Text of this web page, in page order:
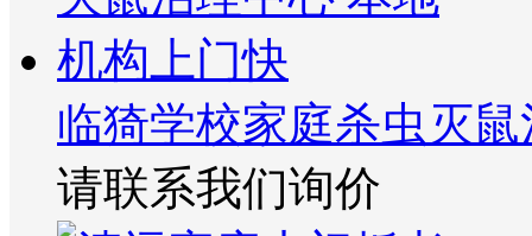
临猗学校家庭杀虫灭
请联系我们询价